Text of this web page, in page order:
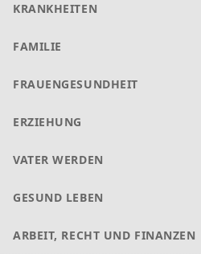
KRANKHEITEN
FAMILIE
FRAUENGESUNDHEIT
ERZIEHUNG
VATER WERDEN
GESUND LEBEN
ARBEIT, RECHT UND FINANZEN